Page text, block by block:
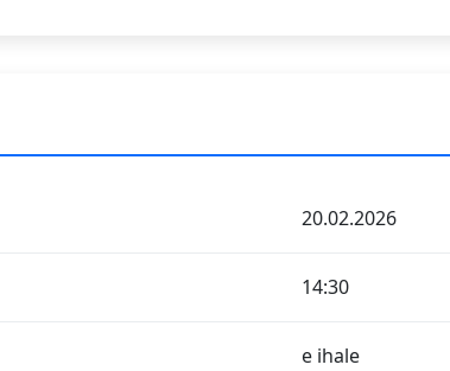
20.02.2026
14:30
e ihale